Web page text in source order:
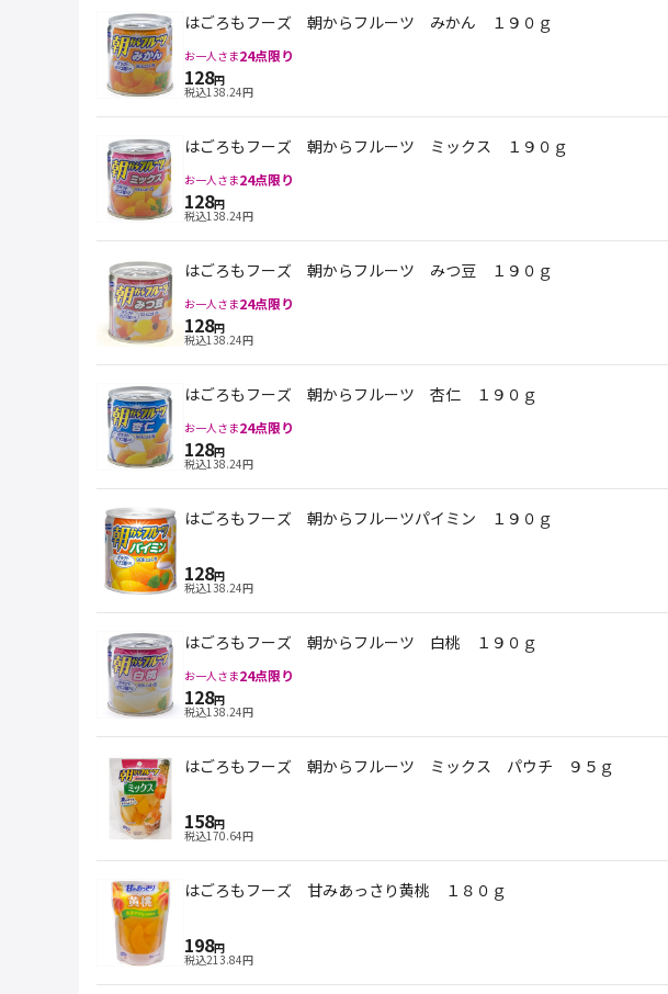
はごろもフーズ 朝からフルーツ みかん １９０ｇ
お一人さま24点限り
128円
税込138.24円
はごろもフーズ 朝からフルーツ ミックス １９０ｇ
お一人さま24点限り
128円
税込138.24円
はごろもフーズ 朝からフルーツ みつ豆 １９０ｇ
お一人さま24点限り
128円
税込138.24円
はごろもフーズ 朝からフルーツ 杏仁 １９０ｇ
お一人さま24点限り
128円
税込138.24円
はごろもフーズ 朝からフルーツパイミン １９０ｇ
128円
税込138.24円
はごろもフーズ 朝からフルーツ 白桃 １９０ｇ
お一人さま24点限り
128円
税込138.24円
はごろもフーズ 朝からフルーツ ミックス パウチ ９５ｇ
158円
税込170.64円
はごろもフーズ 甘みあっさり黄桃 １８０ｇ
198円
税込213.84円